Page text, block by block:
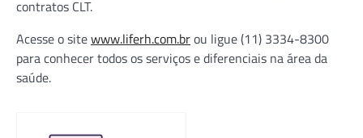
contratos CLT.
Acesse o sitewww.liferh.com.brou ligue (11) 3334-8300
para conhecer todos os serviços e diferenciais na área da
saúde.